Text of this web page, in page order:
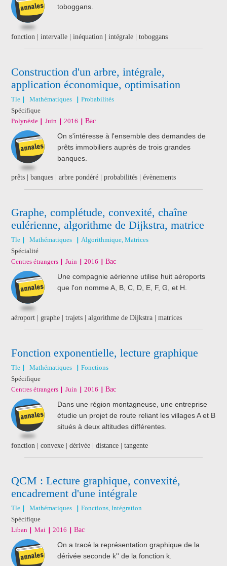
toboggans.
fonction | intervalle | inéquation | intégrale | toboggans
Construction d'un arbre, intégrale,
application économique, optimisation
Tle Mathématiques
Probabilités
Spécifique
Polynésie
Juin 2016 Bac
On s'intéresse à l'ensemble des demandes de
prêts immobiliers auprès de trois grandes
banques.
prêts | banques | arbre pondéré | probabilités | évènements
Graphe, complétude, convexité, chaîne
eulérienne, algorithme de Dijkstra, matrice
Tle Mathématiques
Algorithmique, Matrices
Spécialité
Centres étrangers
Juin 2016 Bac
Une compagnie aérienne utilise huit aéroports
que l'on nomme A, B, C, D, E, F, G, et H.
aéroport | graphe | trajets | algorithme de Dijkstra | matrices
Fonction exponentielle, lecture graphique
Tle Mathématiques
Fonctions
Spécifique
Centres étrangers
Juin 2016 Bac
Dans une région montagneuse, une entreprise
étudie un projet de route reliant les villages A et B
situés à deux altitudes différentes.
fonction | convexe | dérivée | distance | tangente
QCM : Lecture graphique, convexité,
encadrement d'une intégrale
Tle Mathématiques
Fonctions, Intégration
Spécifique
Liban
Mai 2016 Bac
On a tracé la représentation graphique de la
dérivée seconde k'' de la fonction k.